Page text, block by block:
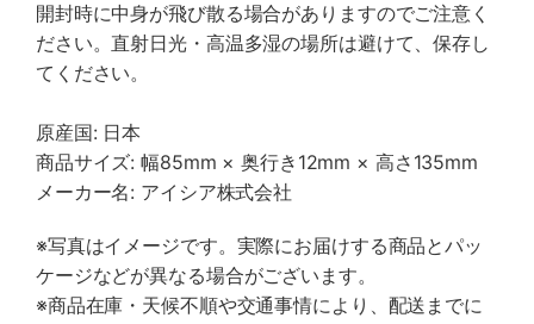
開封時に中身が飛び散る場合がありますのでご注意く
ださい。直射日光・高温多湿の場所は避けて、保存し
てください。
原産国: 日本
商品サイズ: 幅85mm × 奥行き12mm × 高さ135mm
メーカー名: アイシア株式会社
※写真はイメージです。実際にお届けする商品とパッ
ケージなどが異なる場合がございます。
※商品在庫・天候不順や交通事情により、配送までに